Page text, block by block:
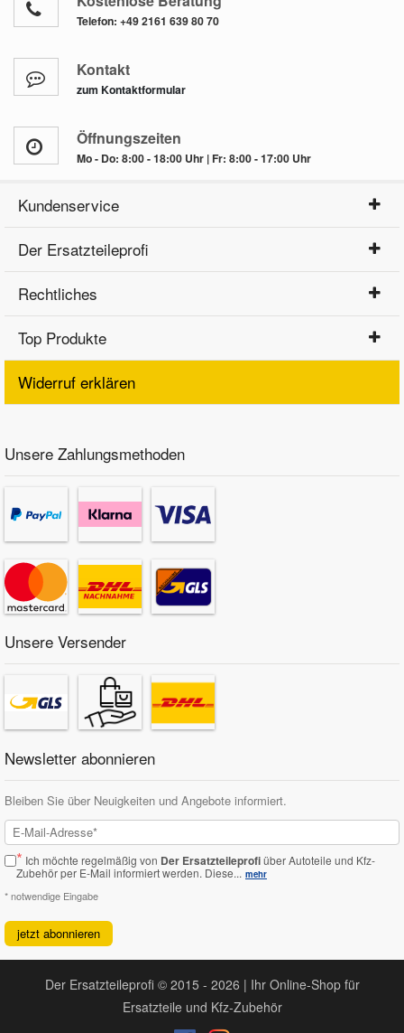
Telefon: +49 2161 639 80 70
Kontakt
zum Kontaktformular
Öffnungszeiten
Mo - Do: 8:00 - 18:00 Uhr | Fr: 8:00 - 17:00 Uhr
Kundenservice
Der Ersatzteileprofi
Rechtliches
Top Produkte
Widerruf erklären
Unsere Zahlungsmethoden
Unsere Versender
Newsletter abonnieren
Bleiben Sie über Neuigkeiten und Angebote informiert.
* Ich möchte regelmäßig von Der Ersatzteileprofiüber Autoteile und Kfz-
Zubehör per E-Mail informiert werden. Diese... mehr
* notwendige Eingabe
jetzt abonnieren
Der Ersatzteileprofi © 2015 - 2026 | Ihr Online-Shop für
Ersatzteile und Kfz-Zubehör